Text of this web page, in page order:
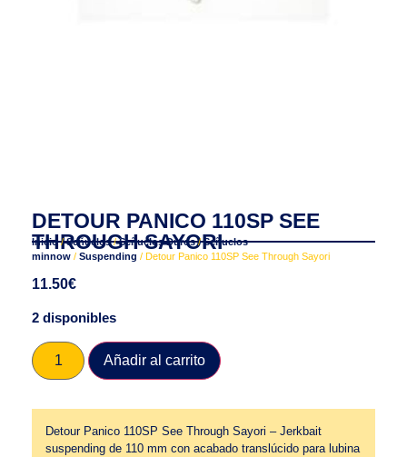
DETOUR PANICO 110SP SEE
THROUGH SAYORI
Inicio /Señuelos/Señuelos Duros/Señuelos
minnow / Suspending / Detour Panico 110SP See Through Sayori
11.50€
2 disponibles
Añadir al carrito
Detour Panico 110SP See Through Sayori – Jerkbait
suspending de 110 mm con acabado translúcido para lubina